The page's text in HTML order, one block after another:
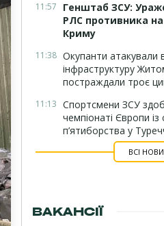
11:57
Генштаб ЗСУ:
РЛС противника на
Криму
11:38 Окупанти атакували
інфраструктуру
постраждали троє
11:13 Спортсмени ЗСУ
чемпіонаті Європи із
п’ятиборства у
ВСІ
ВАКАНСІЇ